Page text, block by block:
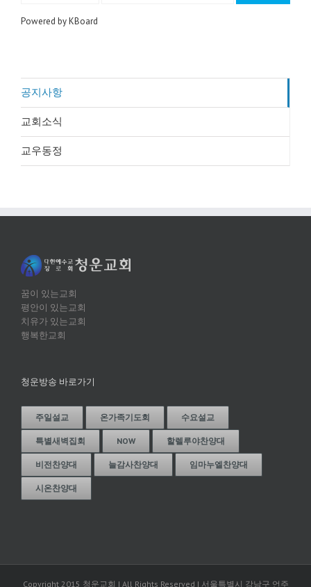
Powered by KBoard
공지사항
교회소식
교우동정
꿈이 있는교회
평안이 있는교회
치유가 있는교회
행복한교회
청운방송 바로가기
주일설교 온가족기도회 수요설교
특별새벽집회 NOW 할렐루야찬양대
비전찬양대 늘감사찬양대 임마누엘찬양대
시온찬양대
Copyright 2015 청운교회 | All Rights Reserved | 서울특별시 강남구 언주